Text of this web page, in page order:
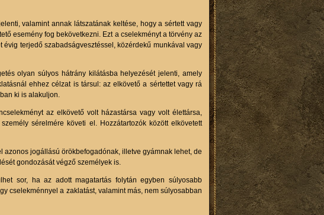
valamint annak látszatának keltése, hogy a sértett vagy
esemény fog bekövetkezni. Ezt a cselekményt a törvény az
terjedő szabadságvesztéssel, közérdekű munkával vagy
olyan súlyos hátrány kilátásba helyezését jelenti, amely
ehhez célzat is társul: az elkövető a sértettet vagy rá
ki is alakuljon.
az elkövető volt házastársa vagy volt élettársa,
sérelmére követi el. Hozzátartozók között elkövetett
jogállású örökbefogadónak, illetve gyámnak lehet, de
gondozását végző személyek is.
sor, ha az adott magatartás folytán egyben súlyosabb
cselekménnyel a zaklatást, valamint más, nem súlyosabban